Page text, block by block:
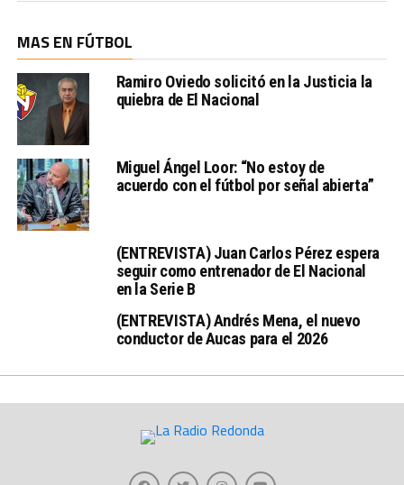
MAS EN FÚTBOL
Ramiro Oviedo solicitó en la Justicia la
quiebra de El Nacional
Miguel Ángel Loor: “No estoy de
acuerdo con el fútbol por señal abierta”
(ENTREVISTA) Juan Carlos Pérez espera
seguir como entrenador de El Nacional
en la Serie B
(ENTREVISTA) Andrés Mena, el nuevo
conductor de Aucas para el 2026